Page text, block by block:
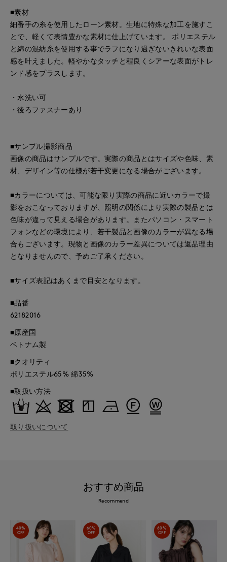
■素材
細番手の糸を使用したローン素材。生地に特殊な加工を施すこ
とで、軽くて表情豊かな素材に仕上げています。 ポリエステル
と綿の混紡糸を使用する事でラフになり過ぎないきれいな表面
感を叶えました。軽やかなタッチと程良くシアーな表面がトレ
ンド感をプラスします。
・水洗い可
・後ろファスナーあり
■サンプル撮影商品
画像の商品はサンプルです。実際の商品とはサイズや色味、素
材、デザイン等の仕様が若干変更になる場合がございます。
■カラーについては、可能な限り実際の商品に近いカラーで撮
影をおこなっておりますが、照明の関係により実際の製品とは
色味が違って見える場合があります。またパソコン・スマート
フォンなどの環境により、若干製品と画像のカラーが異なる場
合もございます。現物と画像のカラー差異については返品理由
となりませんので、予めご了承ください。
■サイズ表記はあくまで目安となります。
■品番
62182016
■原産国
ベトナム製
■クオリティ
ポリエステル65% 綿35%
■取扱い方法
取り扱いについて
おすすめ商品
Recommend
40%
OFF
60%
OFF
60%
OFF